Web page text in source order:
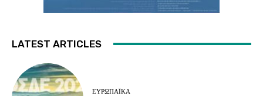
LATEST ARTICLES
ΕΥΡΩΠΑΪΚΆ